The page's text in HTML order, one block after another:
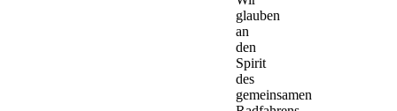
glauben
an
den
Spirit
des
gemeinsamen